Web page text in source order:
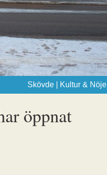
Skövde | Kultur & Nöje
öppnat